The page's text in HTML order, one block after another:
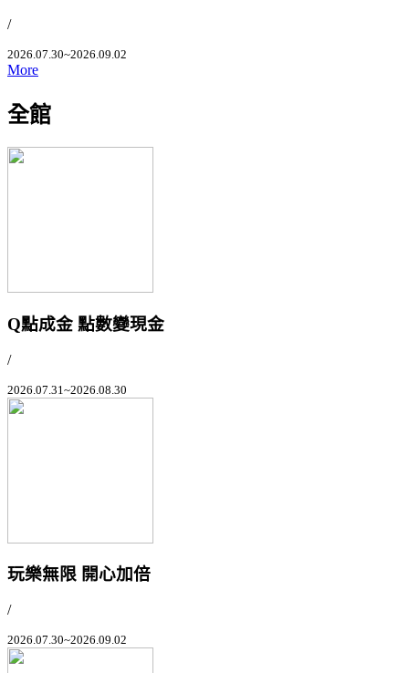
/
2026.07.30~2026.09.02
More
全館
Q點成金 點數變現金
/
2026.07.31~2026.08.30
玩樂無限 開心加倍
/
2026.07.30~2026.09.02